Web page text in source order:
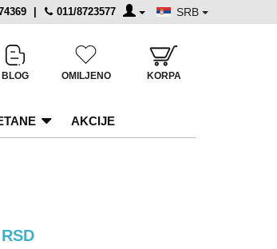
| 011/8723577 SRB
BLOG OMILJENO KORPA
AKCIJE
RSD